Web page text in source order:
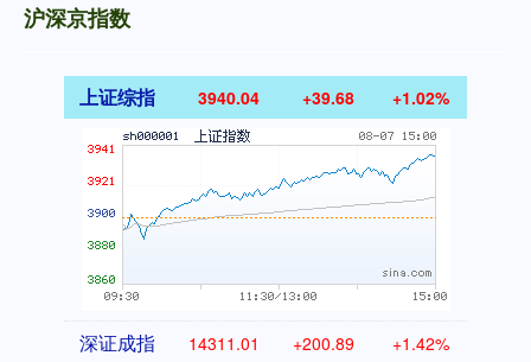
沪深京指数
上证综指 3940.04 +39.68 +1.02%
深证成指 14311.01 +200.89 +1.42%